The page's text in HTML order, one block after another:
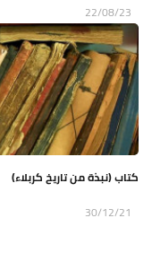
22/08/23
كتاب (نبذة من تاريخ كربلاء)
30/12/21